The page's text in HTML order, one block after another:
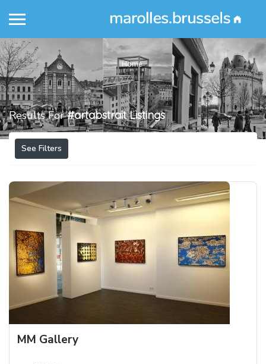
Home
Results For#artabstrait Listings
See Filters
MM Gallery